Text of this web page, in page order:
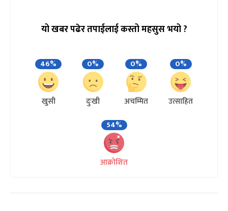
यो खबर पढेर तपाईलाई कस्तो महसुस भयो ?
46%
खुसी
0%
दुःखी
0%
अचम्मित
0%
उत्साहित
54%
आक्रोशित